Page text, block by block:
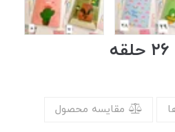
مقایسه محصول